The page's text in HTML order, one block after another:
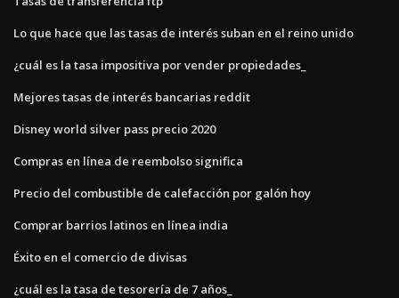
Lo que hace que las tasas de interés suban en el reino unido
¿cuál es la tasa impositiva por vender propiedades_
Mejores tasas de interés bancarias reddit
Disney world silver pass precio 2020
Compras en línea de reembolso significa
Precio del combustible de calefacción por galón hoy
Comprar barrios latinos en línea india
Éxito en el comercio de divisas
¿cuál es la tasa de tesorería de 7 años_